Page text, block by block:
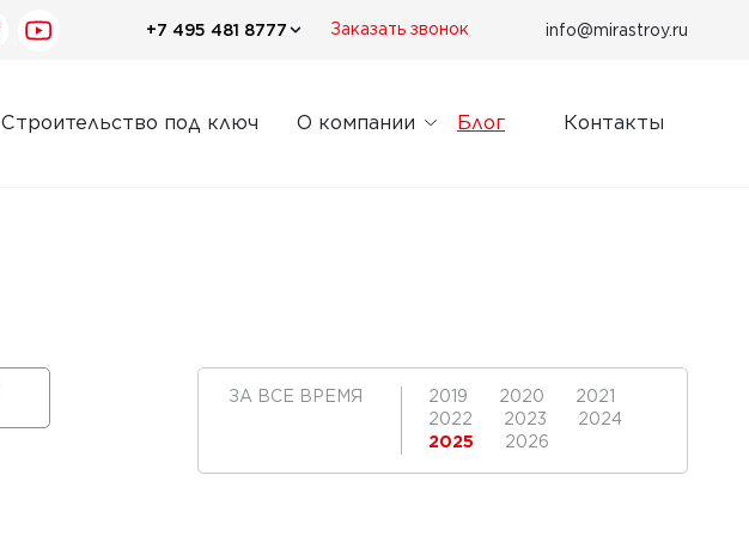
+7 495 481 8777 Заказать звонок info@mirastroy.ru
Строительство под ключ О компании Блог Контакты
ЗА ВСЕ ВРЕМЯ 2019 2020
2021
2022
2023
2024
2025
2026